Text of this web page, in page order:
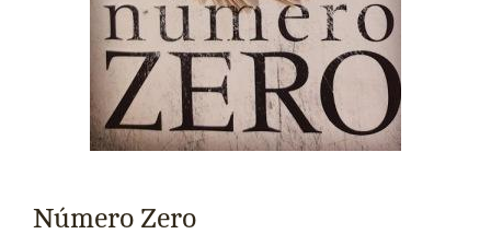
Número Zero